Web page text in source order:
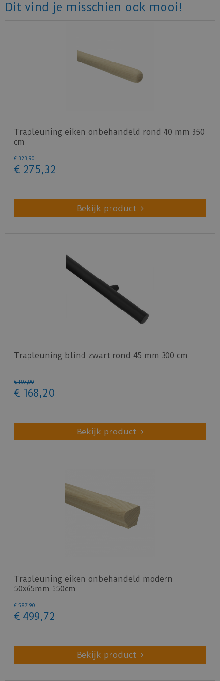
Dit vind je misschien ook mooi!
Trapleuning eiken onbehandeld rond 40 mm 350
cm
€ 323,90
€ 275,32
Bekijk product
Trapleuning blind zwart rond 45 mm 300 cm
€ 197,90
€ 168,20
Bekijk product
Trapleuning eiken onbehandeld modern
50x65mm 350cm
€ 587,90
€ 499,72
Bekijk product